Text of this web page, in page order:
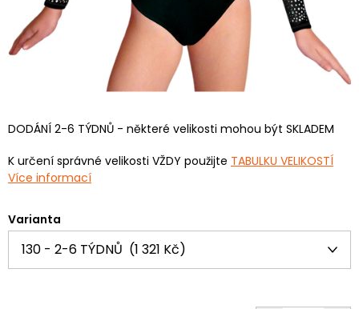
DODÁNÍ 2-6 TÝDNŮ - některé velikosti mohou být SKLADEM
K určení správné velikosti VŽDY použijte TABULKU VELIKOSTÍ
Více informací
Varianta